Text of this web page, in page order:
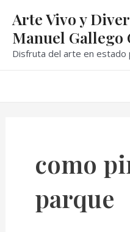
contenido
Arte Vivo y
Manuel Gallego
Disfruta del arte en estado
como
parque